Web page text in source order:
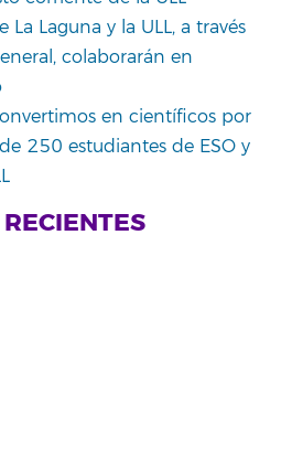
Laguna y la ULL, a través
colaborarán en
en científicos por
250 estudiantes de ESO y